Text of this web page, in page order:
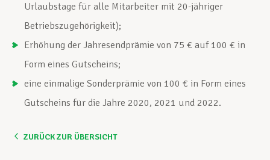
Urlaubstage für alle Mitarbeiter mit 20-jähriger
Betriebszugehörigkeit);
Erhöhung der Jahresendprämie von 75 € auf 100 € in
Form eines Gutscheins;
eine einmalige Sonderprämie von 100 € in Form eines
Gutscheins für die Jahre 2020, 2021 und 2022.
ZURÜCK ZUR ÜBERSICHT